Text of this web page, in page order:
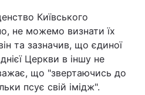
Київського
не можемо визнати їх
та зазначив, що єдиної
Церкви в іншу не
що "звертаючись до
псує свій імідж".